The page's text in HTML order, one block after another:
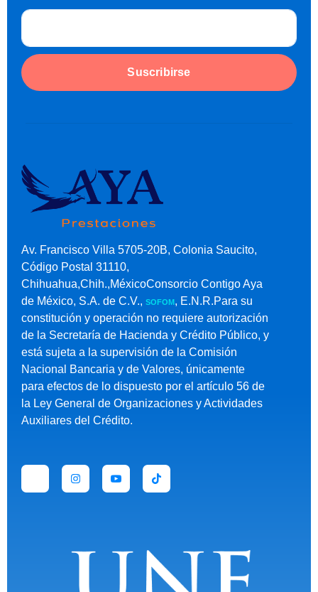
Suscribirse
Av. Francisco Villa 5705-20B, Colonia Saucito,
Código Postal 31110,
Chihuahua,Chih.,MéxicoConsorcio Contigo Aya
de México, S.A. de C.V., SOFOM , E.N.R.Para su
constitución y operación no requiere autorización
de la Secretaría de Hacienda y Crédito Público, y
está sujeta a la supervisión de la Comisión
Nacional Bancaria y de Valores, únicamente
para efectos de lo dispuesto por el artículo 56 de
la Ley General de Organizaciones y Actividades
Auxiliares del Crédito.